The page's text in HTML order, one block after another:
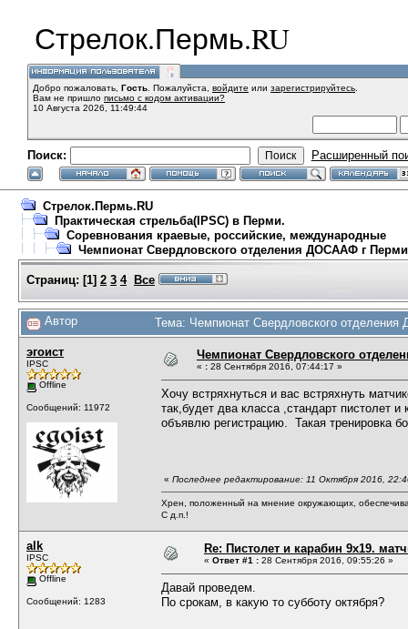
Стрелок.Пермь.RU
Добро пожаловать, Гость . Пожалуйста, войдите или зарегистрируйтесь
Вам не пришло письмо с кодом активации?
10 Августа 2026, 11:49:44
Поиск: Расширенный
Стрелок.Пермь.RU
Практическая стрельба(IPSC) в Перми.
Соревнования краевые, российские, международные
Чемпионат Свердловского отделения ДОСААФ г Перми
Страниц: [1] 2 3 4 Все
Автор Тема: Чемпионат Свердловского
эгоист
IPSC
Offline
Сообщений: 11972
Чемпионат Свердловского
« : 28 Сентября 2016, 07:44:17 »
Хочу встряхнуться и вас встряхнуть
так,будет два класса ,стандарт пистолет
объявлю регистрацию. Такая тренировка
« Последнее редактирование: 11 Октября 2016,
Хрен, положенный на мнение окружающих,
С д.п.!
alk
IPSC
Offline
Сообщений: 1283
Re: Пистолет и карабин 9х19.
« Ответ #1 : 28 Сентября 2016, 09:55:26 »
Давай проведем.
По срокам, в какую то субботу октября?